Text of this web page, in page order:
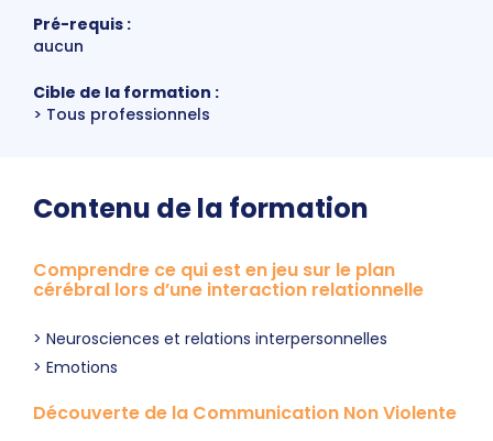
Pré-requis :
aucun
Cible de la formation :
Tous professionnels
Contenu de la formation
Comprendre ce qui est en jeu sur le plan
cérébral lors d’une interaction relationnelle
Neurosciences et relations interpersonnelles
Emotions
Découverte de la Communication Non Violente